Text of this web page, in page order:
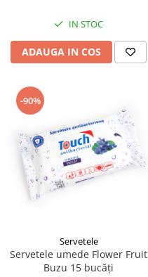
IN STOC
ADAUGA IN COS
-90%
Servetele
Servetele umede Flower Fruit
Buzu 15 bucăți